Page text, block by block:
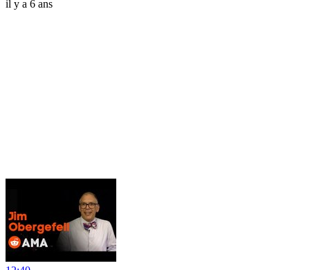
il y a 6 ans